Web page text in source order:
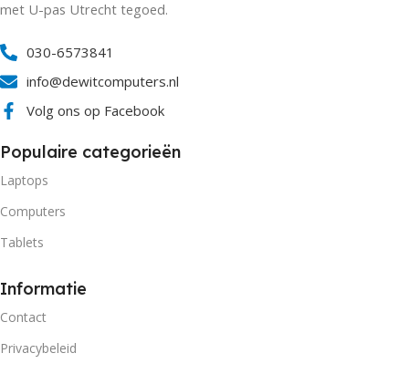
met U-pas Utrecht tegoed.
030-6573841
info@dewitcomputers.nl
Volg ons op Facebook
Populaire categorieën
Laptops
Computers
Tablets
Informatie
Contact
Privacybeleid